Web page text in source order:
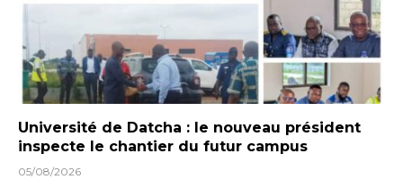
Université de Datcha : le nouveau président
inspecte le chantier du futur campus
05/08/2026